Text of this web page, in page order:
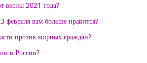
весны 2021 года?
февраля вам больше нравится?
против мирных граждан?
в России?